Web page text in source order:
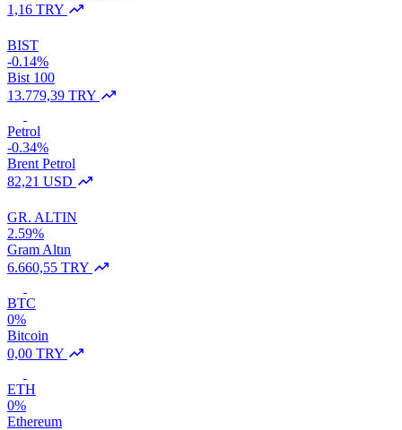
1,16 TRY
BIST
-0.14%
Bist 100
13.779,39 TRY
Petrol
-0.34%
Brent Petrol
82,21 USD
GR. ALTIN
2.59%
Gram Altın
6.660,55 TRY
BTC
0%
Bitcoin
0,00 TRY
ETH
0%
Ethereum